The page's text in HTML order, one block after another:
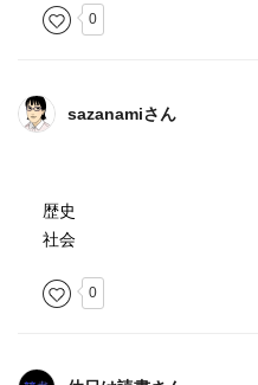
てしまう可能性があること
おく必要があるでしょう。」
こっているが、報道機関は
映像や記事を、発信しつづ
的な状況が存在しても、
ある。
「世界の重要なできごとが
ど報道がなされにくいこと
他にもボタンの話(ボタンは
0
sazanamiさん
歴史
社会
0